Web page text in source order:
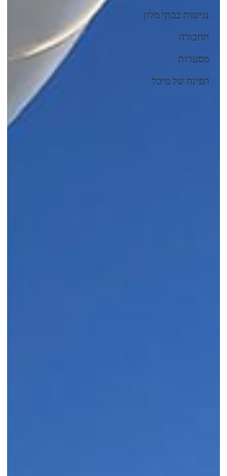
נגישות בבתי מלון
תחבורה
מסעדות
הפינה של מיכל